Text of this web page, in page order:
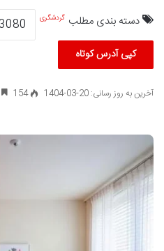
دسته بندی مطلب گردشگری
کپی آدرس کوتاه
آخرین به روز رسانی: 20-03-1404 154